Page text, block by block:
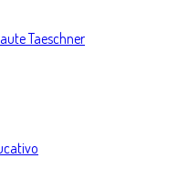
Taeschner